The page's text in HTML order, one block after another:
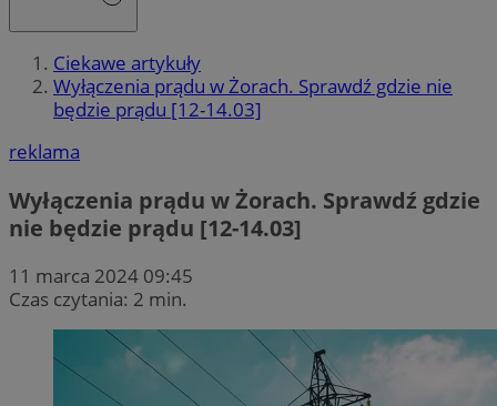
Ciekawe artykuły
Wyłączenia prądu w Żorach. Sprawdź gdzie nie
będzie prądu [12-14.03]
reklama
Wyłączenia prądu w Żorach. Sprawdź gdzie
nie będzie prądu [12-14.03]
11 marca 2024 09:45
Czas czytania: 2 min.